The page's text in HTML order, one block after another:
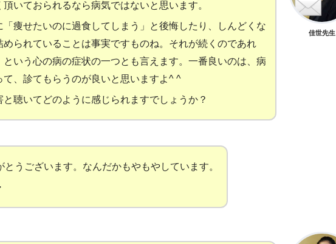
いておられるなら病気ではないと思います。
痩せたいのに過食してしまう」と後悔したり、しんどくな
められていることは事実ですものね。それが続くのであれ
いう心の病の症状の一つとも言えます。一番良いのは、病
て、診てもらうのが良いと思いますよ^ ^
と聴いてどのように感じられますでしょうか？
佳世先生
とうございます。なんだかもやもやしています。